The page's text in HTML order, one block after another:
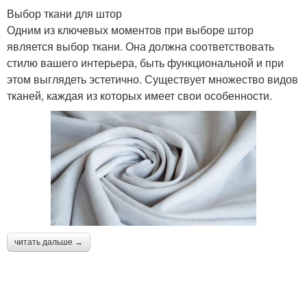
Выбор ткани для штор
Одним из ключевых моментов при выборе штор
является выбор ткани. Она должна соответствовать
стилю вашего интерьера, быть функциональной и при
этом выглядеть эстетично. Существует множество видов
тканей, каждая из которых имеет свои особенности.
читать дальше →